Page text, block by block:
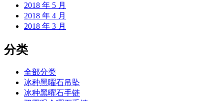
2018 年 5 月
2018 年 4 月
2018 年 3 月
分类
全部分类
冰种黑曜石吊坠
冰种黑曜石手链